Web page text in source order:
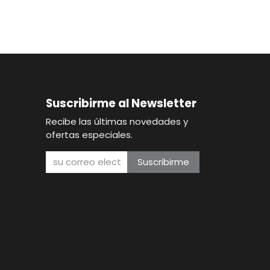
Suscribirme al Newsletter
Recibe las últimas novedades y
ofertas especiales.
Suscribirme